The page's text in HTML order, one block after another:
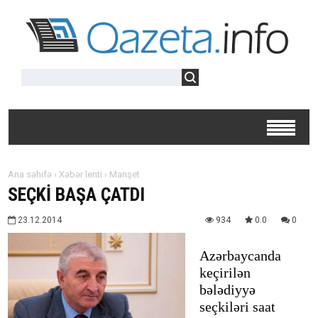
Ana səhifə › Xəbər lenti › Manşet
SEÇKİ BAŞA ÇATDI
23.12.2014 934 0.0 0
Azərbaycanda
keçirilən
bələdiyyə
seçkiləri saat